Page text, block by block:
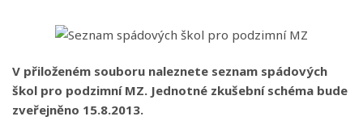
V přiloženém souboru naleznete seznam spádových
škol pro podzimní MZ. Jednotné zkušební schéma bude
zveřejněno 15.8.2013.